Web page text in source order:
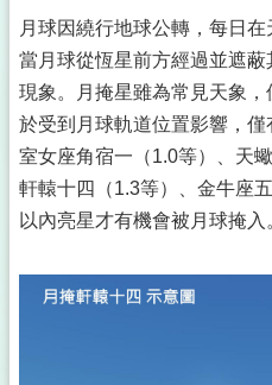
月球因繞行地球公轉，每日在
當月球從恆星前方經過並遮蔽
現象。月掩星雖為常見天象
於受到月球軌道位置影響，僅
室女座角宿一（1.0等）、天
軒轅十四（1.3等）、金牛座
以內亮星才有機會被月球掩入